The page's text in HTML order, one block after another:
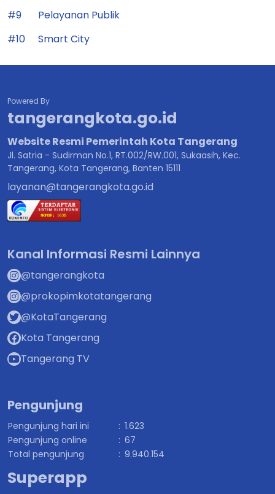
#9
Pelayanan Publik
#10
Smart City
Powered By
tangerangkota.go.id
Website Resmi Pemerintah Kota Tangerang
Jl. Satria - Sudirman No.1, RT.002/RW.001, Sukaasih, Kec.
Tangerang, Kota Tangerang, Banten 15111
layanan@tangerangkota.go.id
Kanal Informasi Resmi Lainnya
@tangerangkota
@prokopimkotatangerang
@KotaTangerang
Kota Tangerang
Tangerang TV
Pengunjung
Pengunjung hari ini : 1.623
Pengunjung online
: 67
Total pengunjung
: 9.940.154
Superapp